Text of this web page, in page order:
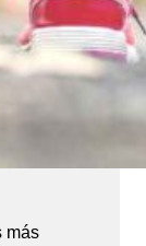
más